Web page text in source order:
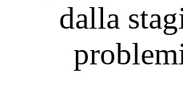
dalla